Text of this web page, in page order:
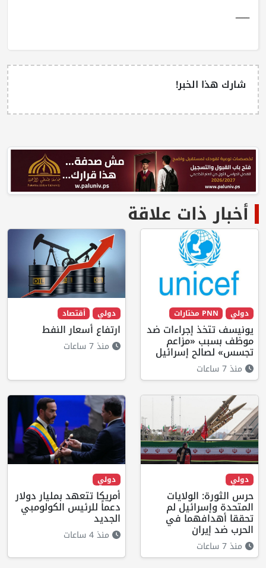
ـــــــ
شارك هذا الخبر!
أخبار ذات علاقة
دولي PNN مختارات
يونيسف تتخذ إجراءات ضد
موظف بسبب «مزاعم
تجسس» لصالح إسرائيل
منذ 7 ساعات
دولي أقتصاد
ارتفاع أسعار النفط
منذ 7 ساعات
دولي
حرس الثورة: الولايات
المتحدة وإسرائيل لم
تحققا أهدافهما في
الحرب ضد إيران
منذ 7 ساعات
دولي
أمريكا تتعهد بمليار دولار
دعماً للرئيس الكولومبي
الجديد
منذ 4 ساعات